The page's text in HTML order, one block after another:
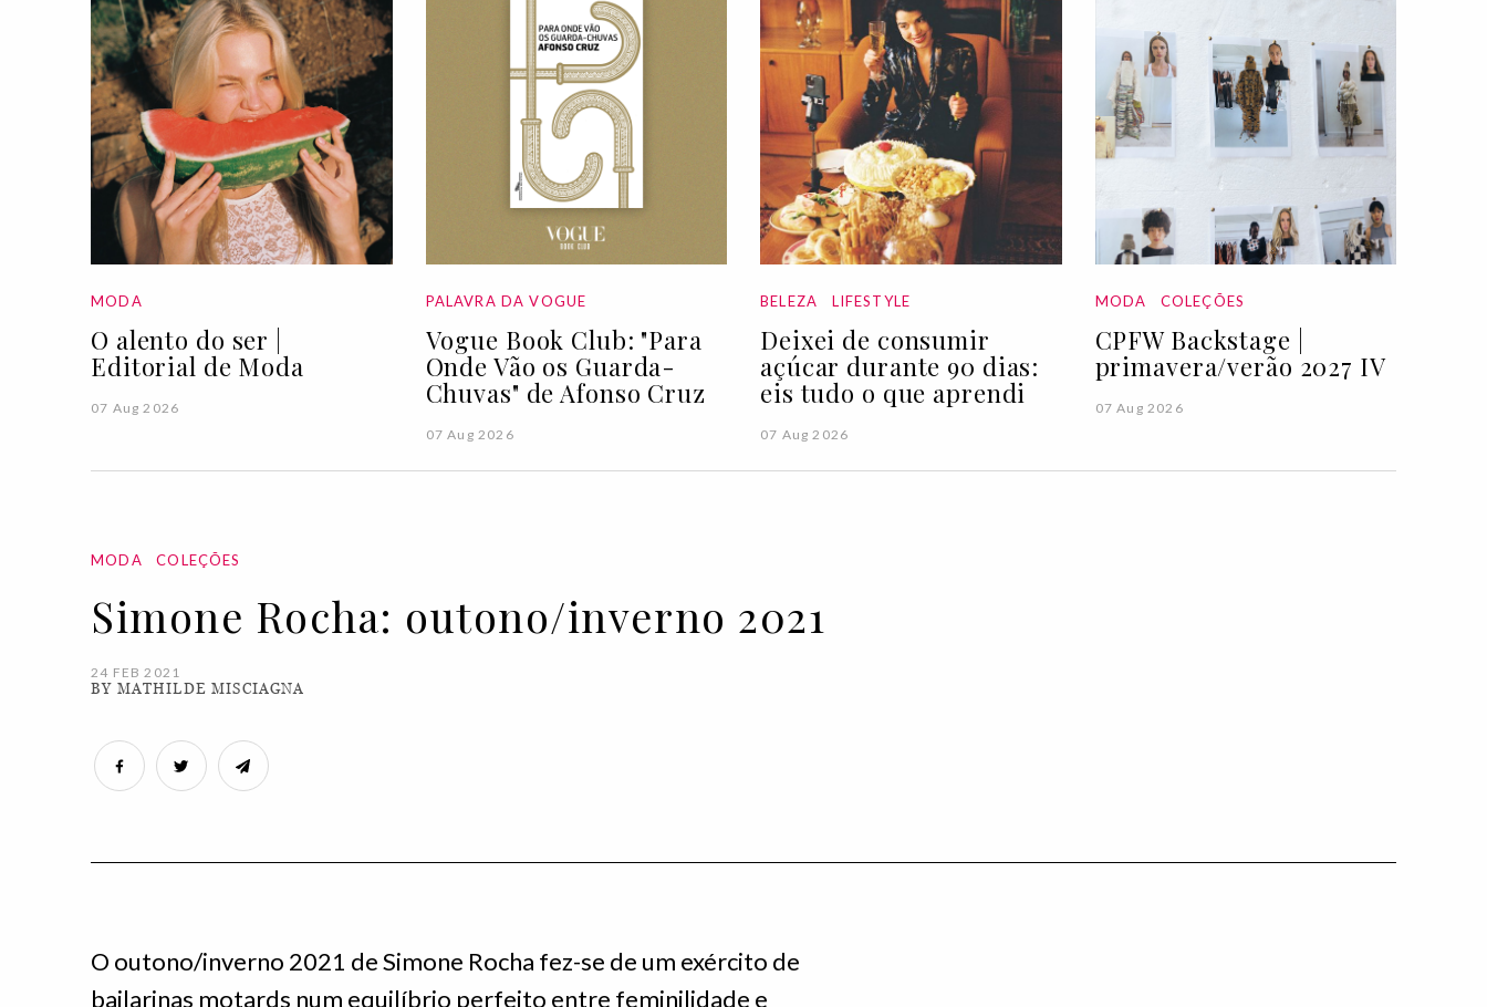
MODA
O alento do ser |
Editorial de Moda
07 Aug 2026
PALAVRA DA VOGUE
Vogue Book Club: "Para
Onde Vão os Guarda-
Chuvas" de Afonso Cruz
07 Aug 2026
BELEZA LIFESTYLE
Deixei de consumir
açúcar durante 90 dias:
eis tudo o que aprendi
07 Aug 2026
MODA COLEÇÕES
CPFW Backstage |
primavera/verão 2027 IV
07 Aug 2026
MODA COLEÇÕES
Simone Rocha: outono/inverno 2021
24 FEB 2021
BY MATHILDE MISCIAGNA
O outono/inverno 2021 de Simone Rocha fez-se de um exército de
bailarinas motards num equilíbrio perfeito entre feminilidade e